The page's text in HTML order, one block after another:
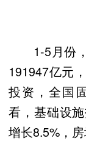
1-5月份，
191947亿元
投资，全国
看，基础设
增长8.5%，